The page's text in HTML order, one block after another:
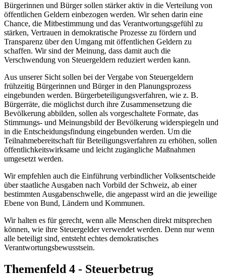
Bürgerinnen und Bürger sollen stärker aktiv in die Verteilung von
öffentlichen Geldern einbezogen werden. Wir sehen darin eine
Chance, die Mitbestimmung und das Verantwortungsgefühl zu
stärken, Vertrauen in demokratische Prozesse zu fördern und
Transparenz über den Umgang mit öffentlichen Geldern zu
schaffen. Wir sind der Meinung, dass damit auch die
Verschwendung von Steuergeldern reduziert werden kann.
Aus unserer Sicht sollen bei der Vergabe von Steuergeldern
frühzeitig Bürgerinnen und Bürger in den Planungsprozess
eingebunden werden. Bürgerbeteiligungsverfahren, wie z. B.
Bürgerräte, die möglichst durch ihre Zusammensetzung die
Bevölkerung abbilden, sollen als vorgeschaltete Formate, das
Stimmungs- und Meinungsbild der Bevölkerung widerspiegeln und
in die Entscheidungsfindung eingebunden werden. Um die
Teilnahmebereitschaft für Beteiligungsverfahren zu erhöhen, sollen
öffentlichkeitswirksame und leicht zugängliche Maßnahmen
umgesetzt werden.
Wir empfehlen auch die Einführung verbindlicher Volksentscheide
über staatliche Ausgaben nach Vorbild der Schweiz, ab einer
bestimmten Ausgabenschwelle, die angepasst wird an die jeweilige
Ebene von Bund, Ländern und Kommunen.
Wir halten es für gerecht, wenn alle Menschen direkt mitsprechen
können, wie ihre Steuergelder verwendet werden. Denn nur wenn
alle beteiligt sind, entsteht echtes demokratisches
Verantwortungsbewusstsein.
Themenfeld 4 - Steuerbetrug